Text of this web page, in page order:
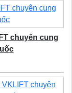
chuyên cung